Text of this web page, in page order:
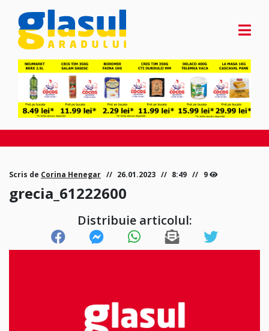
Scris de Corina Henegar 26.01.2023 8:49 9
grecia_61222600
Distribuie articolul: